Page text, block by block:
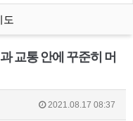
도
교통 안에 꾸준히 머
2021.08.17 08:37